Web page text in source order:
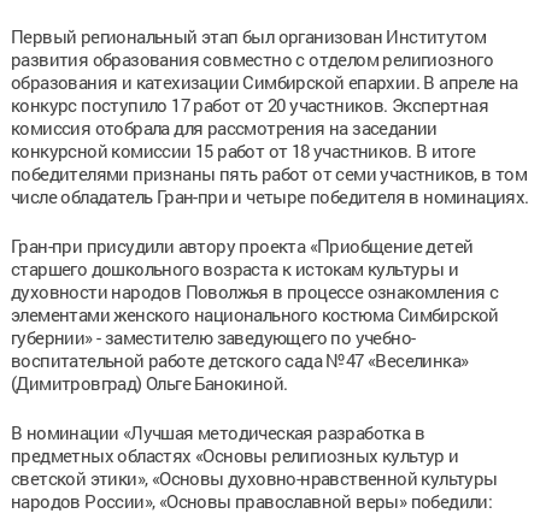
Первый региональный этап был организован Институтом
развития образования совместно с отделом религиозного
образования и катехизации Симбирской епархии. В апреле на
конкурс поступило 17 работ от 20 участников. Экспертная
комиссия отобрала для рассмотрения на заседании
конкурсной комиссии 15 работ от 18 участников. В итоге
победителями признаны пять работ от семи участников, в том
числе обладатель Гран-при и четыре победителя в номинациях.
Гран-при присудили автору проекта «Приобщение детей
старшего дошкольного возраста к истокам культуры и
духовности народов Поволжья в процессе ознакомления с
элементами женского национального костюма Симбирской
губернии» - заместителю заведующего по учебно-
воспитательной работе детского сада №47 «Веселинка»
(Димитровград) Ольге Банокиной.
В номинации «Лучшая методическая разработка в
предметных областях «Основы религиозных культур и
светской этики», «Основы духовно-нравственной культуры
народов России», «Основы православной веры» победили: